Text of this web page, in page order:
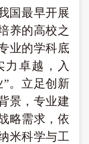
国最早开展
养的高校之
业的学科底
卓越，入
。立足创新
景，专业建
略需求，依
米科学与工